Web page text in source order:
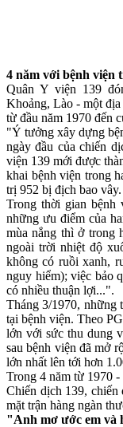
4 năm với bệnh viện
Quân Y viện 139
Khoảng, Lào - một
từ đầu năm 1970 đến
"Ý tưởng xây dựng
ngày đầu của chiến
viện 139 mới được
khai bệnh viện trong
trị 952 bị địch bao vây.
Trong thời gian bệnh
những ưu điểm của
mùa nắng thì ở trong
ngoài trời nhiệt độ
không có ruồi xanh,
nguy hiểm); việc bảo
có nhiều thuận lợi...".
Tháng 3/1970, những
tại bệnh viện. Theo
lớn với sức thu dung
sau bệnh viện đã mở
lớn nhất lên tới hơn
Trong 4 năm từ 1970
Chiến dịch 139,
mặt trận hàng ngàn
"Anh mơ ước em và